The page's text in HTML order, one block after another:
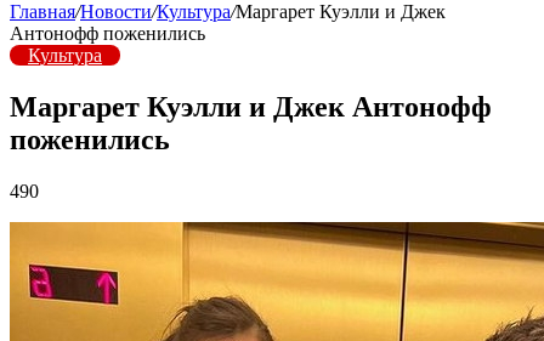
Главная/Новости/Культура/Маргарет Куэлли и Джек
Антонофф поженились
Культура
Маргарет Куэлли и Джек Антонофф
поженились
490